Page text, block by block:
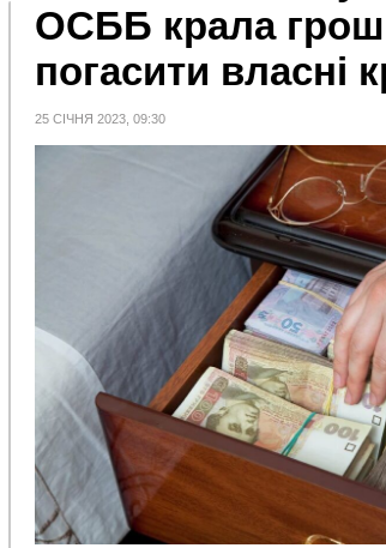
ОСББ крала
погасити власні
25 СІЧНЯ 2023, 09:30